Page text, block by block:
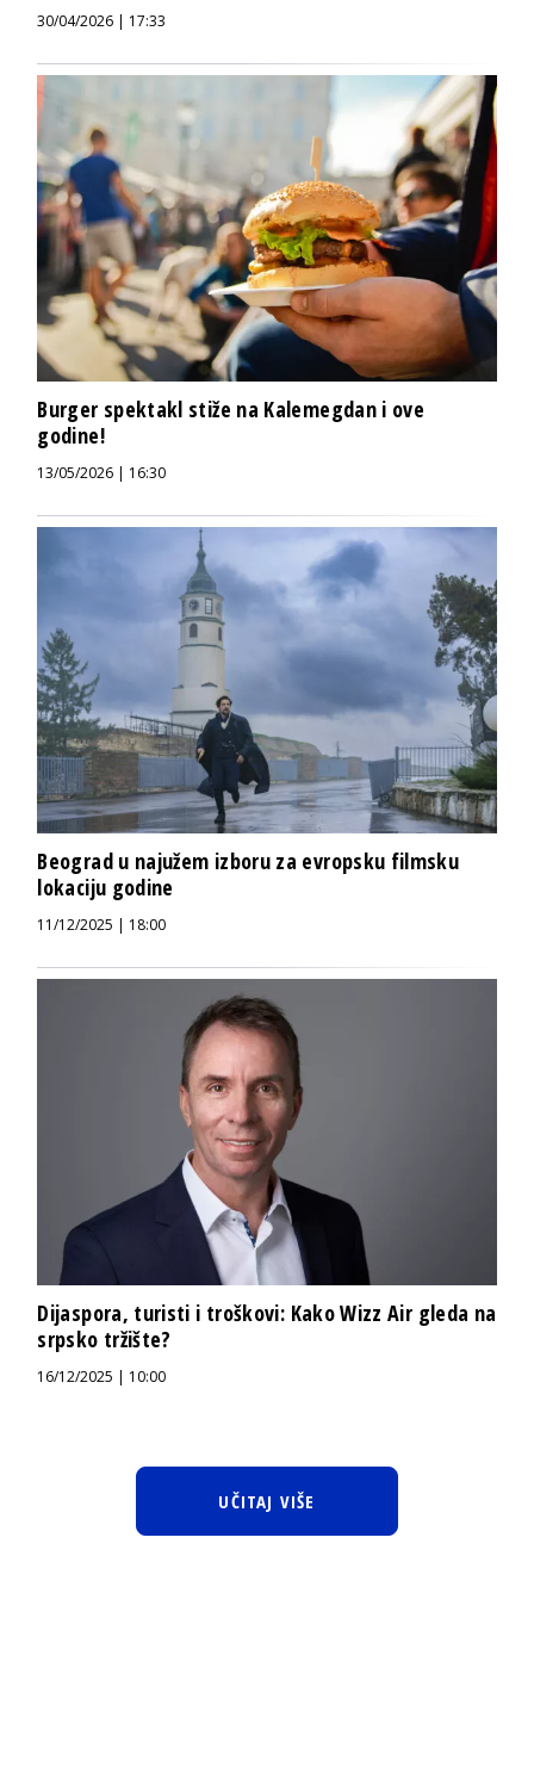
30/04/2026 | 17:33
Burger spektakl stiže na Kalemegdan i ove
godine!
13/05/2026 | 16:30
Beograd u najužem izboru za evropsku filmsku
lokaciju godine
11/12/2025 | 18:00
Dijaspora, turisti i troškovi: Kako Wizz Air gleda na
srpsko tržište?
16/12/2025 | 10:00
UČITAJ VIŠE